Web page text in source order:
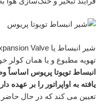
تهویه مطبوع و یا همان کولر
انبساط تویوتا پریوس اساساً
یافته به اواپراتور را بر عهده
تعیین می کند که در حال حاضر